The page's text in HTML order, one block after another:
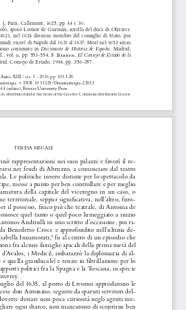
distributed under the terms of the Creative Commons Attribution License
Anno XIII / n.s. 3 - 2016, pp. 103-128
•  DOI: 10.13128/Drammaturgia-22033
(online), Firenze University Press
Paris, Callemont, 1625, pp. 44 e 30.
sposò Leonor de Guzmán, sorella del duca di Olivares.
nel  1624  divenne  membro  del  consiglio  di  Stato,  poi
viceré di Napoli dal 1631 al 1637. Morì nel 1653 senza
contenute  in Diccionario  de  Historia  de  España ,  Madrid,
vol. ii , pp. 553-554; F. Barrios, El Consejo de Estado de la
Consejo de Estado, 1984, pp. 356-357.
TERESA MEGALE
rappresentazioni nei suoi palazzi e favorì il re-
nei feudi di Abruzzo, a cominciare dal teatro
Le politiche invero distinte per lo spettacolo da
messe a punto per ben controllare e per meglio
della  capitale  del  viceregno  in  un  caso,  o
territoriale, seppur significativa, nell’altro, furo-
il possesso, fisico più che teatrale, di Antonia de
quel tanto o quel poco lumeggiato a inizio
Andriulli in uno scritto d’occasione, poi ri-
Benedetto Croce e approfondito nell’ultima de-
Innamorati,4 fu al centro di un episodio che
fra alcune famiglie apicali della prima metà del
i Medici), imbarazzò la diplomazia di al
e quella granducale) e tenne in fibrillazione per lo
politici fra la Spagna e la Toscana, in specie
del 1635, al porto di Livorno approdarono le
don Antonino, seguito da sparuti servitori del
destare non poca curiosità negli agenti me
ogni sbarco, non mancarono di scoprirne ben